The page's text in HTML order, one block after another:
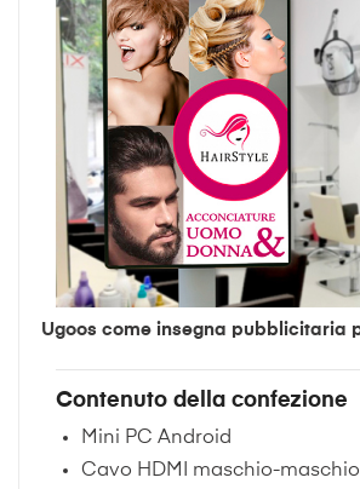
Ugoos come insegna pubblicitaria
Contenuto della confezione
Mini PC Android
Cavo HDMI maschio-maschio